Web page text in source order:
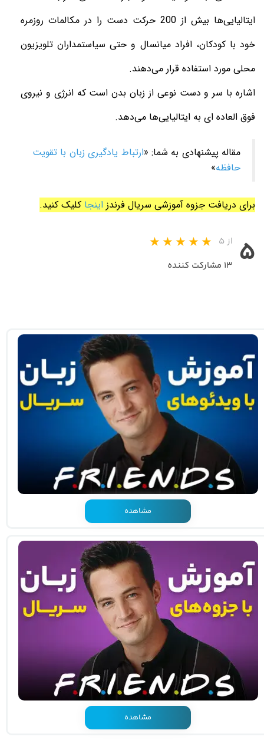
ایتالیایی‌ها بیش از 200 حرکت دست را در مکالمات روزمره
خود با کودکان، افراد میانسال و حتی سیاستمداران تلویزیون
محلی مورد استفاده قرار می‌دهند.
اشاره با سر و دست نوعی از زبان بدن است که انرژی و نیروی
فوق العاده ای به ایتالیایی‌ها می‌دهد.
مقاله پیشنهادی به شما: «ارتباط یادگیری زبان با تقویت
حافظه»
برای دریافت جزوه آموزشی سریال فرندز اینجا کلیک کنید.
۵ از ۵
۱۳ مشارکت کننده
مشاهده
مشاهده